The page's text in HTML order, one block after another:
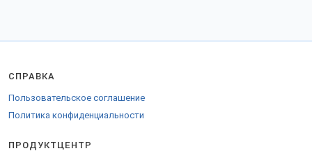
СПРАВКА
Пользовательское соглашение
Политика конфиденциальности
ПРОДУКТЦЕНТР